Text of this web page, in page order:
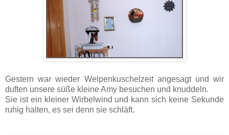
Gestern war wieder Welpenkuschelzeit angesagt und wir
duften unsere süße kleine Amy besuchen und knuddeln.
Sie ist ein kleiner Wirbelwind und kann sich keine Sekunde
ruhig halten, es sei denn sie schläft.